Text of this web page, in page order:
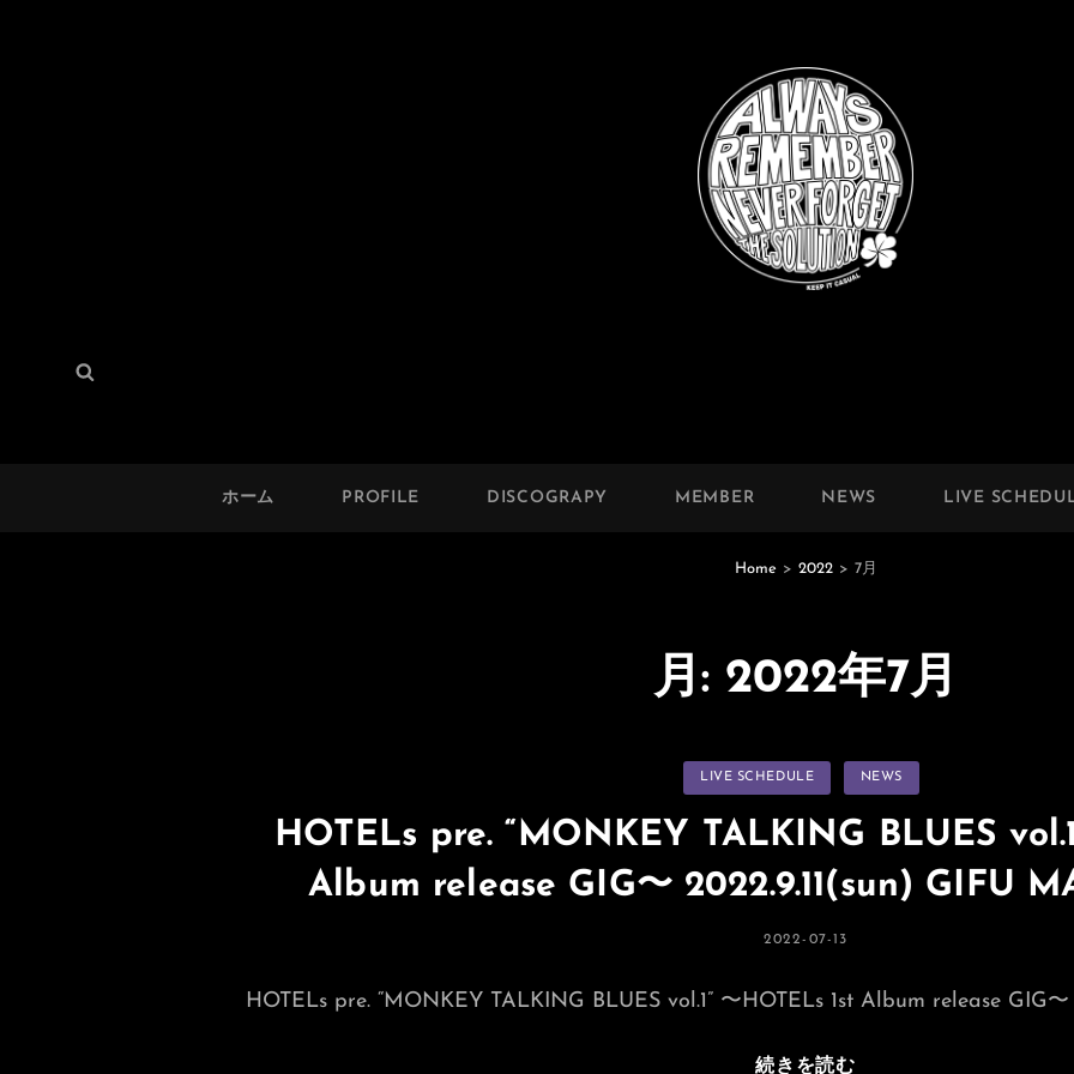
Hard Mod Collective
検
ホーム PROFILE DISCOGRAPY MEMBER NEWS LIVE
Home > 2022 > 7月
月: 2022年7月
カ
リ
LIVE SCHEDULE NEWS
HOTELs pre. “MONKEY TALKING BLUES
Album release GIG〜 2022.9.11(sun) GIFU
投
2022-07-13
HOTELs pre. “MONKEY TALKING BLUES vol.1” 〜HOTELs 1st Album release GIG
続きを読む